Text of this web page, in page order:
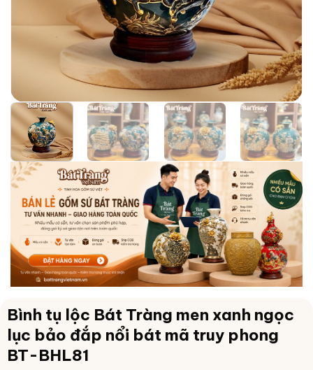
Bình tụ lộc Bát Tràng men xanh ngọc
lục bảo đắp nổi bát mã truy phong
BT-BHL81